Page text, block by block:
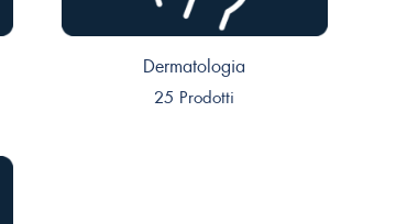
Dermatologia
25 Prodotti